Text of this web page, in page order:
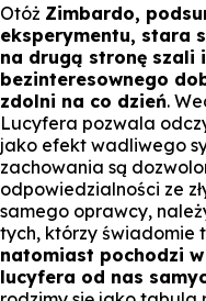
Otóż Zimbardo,
eksperymentu, stara
na drugą stronę szali
bezinteresownego
zdolni na co dzień.
Lucyfera pozwala
jako efekt wadliwego
zachowania są
odpowiedzialności ze
samego oprawcy,
tych, którzy świadomie
natomiast pochodzi
lucyfera od nas